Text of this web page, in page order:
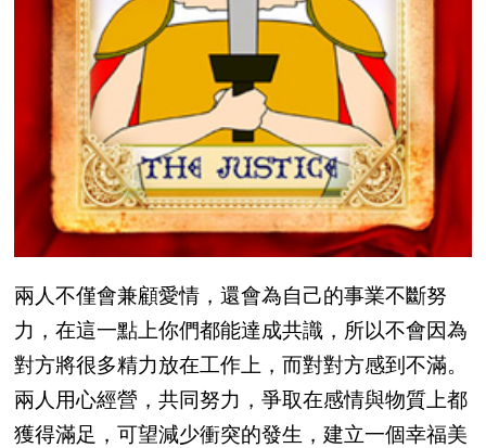
兩人不僅會兼顧愛情，還會為自己的事業不斷努
力，在這一點上你們都能達成共識，所以不會因為
對方將很多精力放在工作上，而對對方感到不滿。
兩人用心經營，共同努力，爭取在感情與物質上都
獲得滿足，可望減少衝突的發生，建立一個幸福美